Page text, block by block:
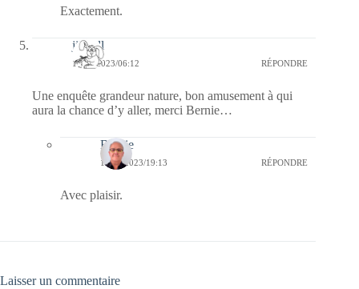
Exactement.
jill bill
15/07/2023/06:12 RÉPONDRE
Une enquête grandeur nature, bon amusement à qui
aura la chance d’y aller, merci Bernie…
Bernie
16/07/2023/19:13 RÉPONDRE
Avec plaisir.
Laisser un commentaire